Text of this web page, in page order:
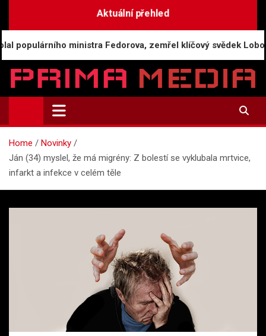
Aktuální přehled
ministra Fedorova, zemřel klíčový svědek Loboda
Prima-Media.cz
Informace a aktuality | Zpravodajství
Home
Novinky
Ján (34) myslel, že má migrény: Z bolestí se vyklubala mrtvice,
infarkt a infekce v celém těle